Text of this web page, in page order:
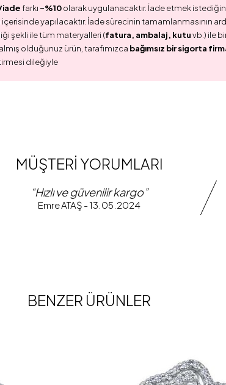
iadefarkı -%10olarak uygulanacaktır. İade etmek
içerisinde yapılacaktır. İade sürecinin tamamlanmasının
şekli ile tüm materyalleri (fatura, ambalaj, kutuvb.) ile
olduğunuz ürün, tarafımızca bağımsız bir sigorta
dileğiyle
MÜŞTERİ YORUMLARI
“Hızlı ve güvenilir kargo”
Emre ATAŞ - 13.05.2024
BENZER ÜRÜNLER